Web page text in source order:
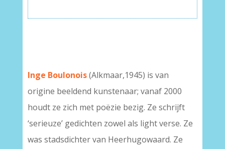
Inge Boulonois(Alkmaar,1945) is van
origine beeldend kunstenaar; vanaf 2000
houdt ze zich met poëzie bezig. Ze schrijft
‘serieuze’ gedichten zowel als light verse. Ze
was stadsdichter van Heerhugowaard. Ze